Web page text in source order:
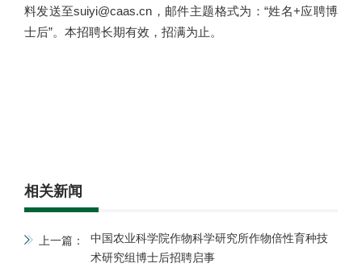
料发送至suiyi@caas.cn，邮件主题格式为：“姓名+应聘博
士后”。本招聘长期有效，招满为止。
相关新闻
上一篇：
中国农业科学院作物科学研究所作物倍性育种技
术研究组博士后招聘启事